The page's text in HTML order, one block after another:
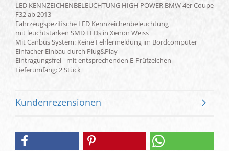
LED KENNZEICHENBELEUCHTUNG HIGH POWER BMW 4er Coupe
F32 ab 2013
Fahrzeugspezifische LED Kennzeichenbeleuchtung
mit leuchtstarken SMD LEDs in Xenon Weiss
Mit Canbus System: Keine Fehlermeldung im Bordcomputer
Einfacher Einbau durch Plug&Play
Eintragungsfrei - mit entsprechenden E-Prüfzeichen
Lieferumfang: 2 Stück
Kundenrezensionen